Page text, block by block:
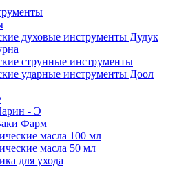
духовые инструменты Дудук
струнные инструменты
ударные инструменты Доол
- Э
Фарм
масла 100 мл
масла 50 мл
для ухода